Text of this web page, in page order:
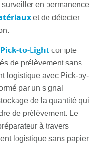
en permanence
et de détecter
to-Lightcompte
de prélèvement sans
logistique avec Pick-by-
par un signal
de la quantité qui
de prélèvement. Le
à travers
logistique sans papier